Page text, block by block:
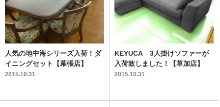
人気の地中海シリーズ入荷！ダ
イニングセット【幕張店】
2015.10.31
KEYUCA 3人掛けソファーが
入荷致しました！【草加店】
2015.10.31